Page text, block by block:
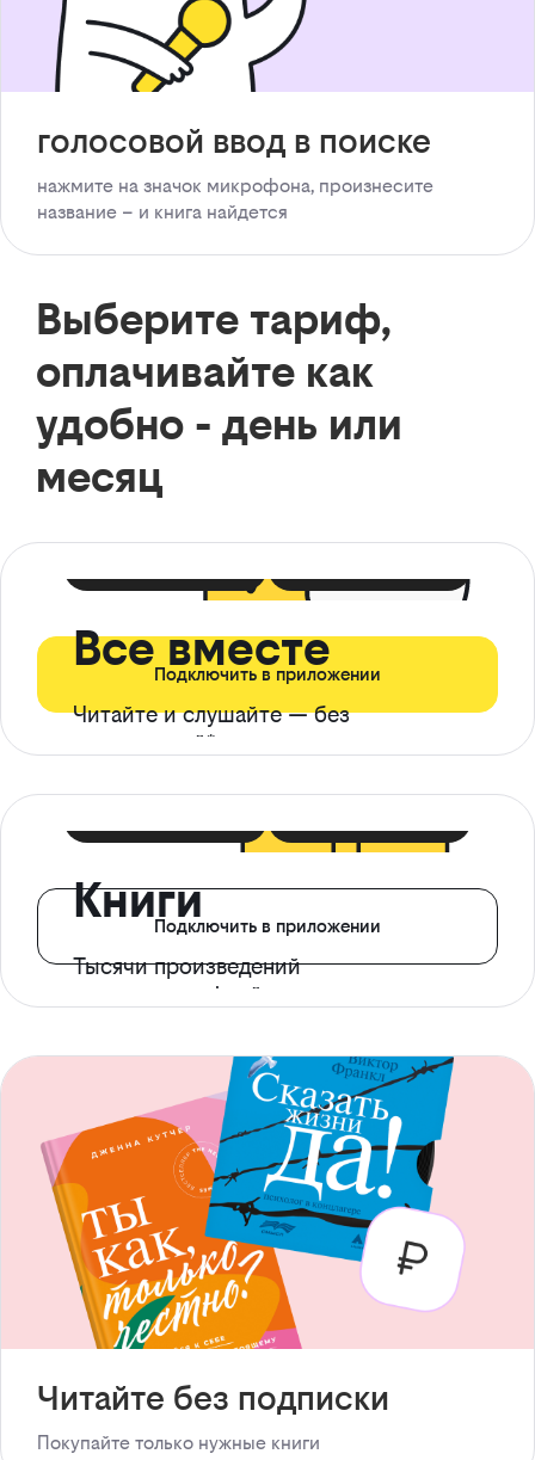
голосовой ввод в поиске
нажмите на значок микрофона, произнесите
название – и книга найдется
Выберите тариф,
оплачивайте как
удобно - день или
месяц
Все вместе
Читайте и слушайте — без
ограничений*
Подключить в приложении
Книги
Тысячи произведений
с доступом офлайн
Подключить в приложении
Читайте без подписки
Покупайте только нужные книги